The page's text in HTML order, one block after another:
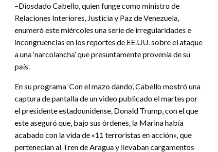
–Diosdado Cabello, quien funge como ministro de
Relaciones Interiores, Justicia y Paz de Venezuela,
enumeró este miércoles una serie de irregularidades e
incongruencias en los reportes de EE.UU. sobre el ataque
a una ‘narcolancha’ que presuntamente provenía de su
país.
En su programa ‘Con el mazo dando’, Cabello mostró una
captura de pantalla de un video publicado el martes por
el presidente estadounidense, Donald Trump, con el que
este aseguró que, bajo sus órdenes, la Marina había
acabado con la vida de «11 terroristas en acción», que
pertenecían al Tren de Aragua y llevaban cargamentos